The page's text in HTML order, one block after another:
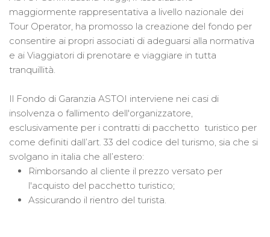
maggiormente rappresentativa a livello nazionale dei
Tour Operator, ha promosso la creazione del fondo per
consentire ai propri associati di adeguarsi alla normativa
e ai Viaggiatori di prenotare e viaggiare in tutta
tranquillità.
Il Fondo di Garanzia ASTOI interviene nei casi di
insolvenza o fallimento dell'organizzatore,
esclusivamente per i contratti di pacchetto turistico per
come definiti dall’art. 33 del codice del turismo, sia che si
svolgano in italia che all’estero:
Rimborsando al cliente il prezzo versato per
l'acquisto del pacchetto turistico;
Assicurando il rientro del turista.